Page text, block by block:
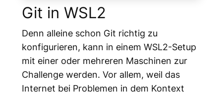
Git in WSL2
Denn alleine schon Git richtig zu
konfigurieren, kann in einem WSL2-Setup
mit einer oder mehreren Maschinen zur
Challenge werden. Vor allem, weil das
Internet bei Problemen in dem Kontext